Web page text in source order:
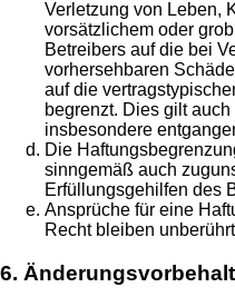
Verletzung von Leben,
vorsätzlichem oder
Betreibers auf die bei
vorhersehbaren
auf die
begrenzt. Dies gilt
insbesondere
Die
sinngemäß auch
Erfüllungsgehilfen des
Ansprüche für eine
Recht bleiben
6. Änderungsvorbehalt